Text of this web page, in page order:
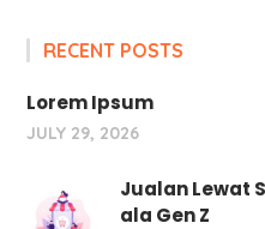
RECENT POSTS
Lorem Ipsum
JULY 29, 2026
Jualan Lewat
ala Gen Z